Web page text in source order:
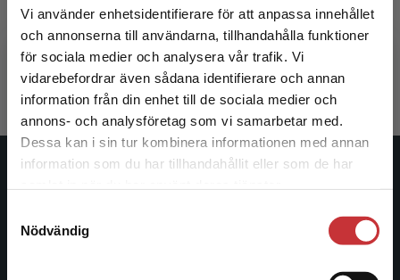
Vi använder enhetsidentifierare för att anpassa innehållet
och annonserna till användarna, tillhandahålla funktioner
för sociala medier och analysera vår trafik. Vi
vidarebefordrar även sådana identifierare och annan
information från din enhet till de sociala medier och
annons- och analysföretag som vi samarbetar med.
Dessa kan i sin tur kombinera informationen med annan
information som du har tillhandahållit eller som de har
Nödvändig
Begränsad fraktregion
Det verkar som att du besöker
studentlitteratur.se via en enhet utanför Sverige.
Vi erbjuder inte leveranser utanför Sverige. För
att kunna slutföra ett köp måste
Boglind, Anders m.fl.
237 krinkl. moms
Exkl. moms: 224 kr
Boglind,
Exkl.
Studentlitteratur grundades 1963 och är idag Sveriges
ledande utbildningsförlag. Med läromedel, kurslitteratur,